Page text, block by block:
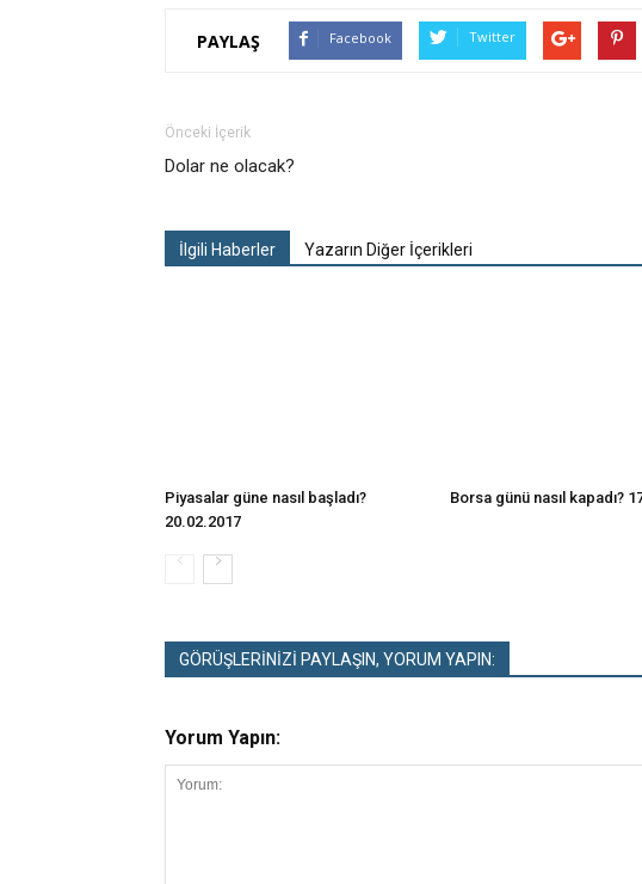
PAYLAŞ Facebook Twitter
Önceki İçerik
Dolar ne olacak?
İlgili Haberler Yazarın Diğer İçerikleri
Piyasalar güne nasıl başladı?
20.02.2017
Borsa günü nasıl kapadı?
GÖRÜŞLERİNİZİ PAYLAŞIN, YORUM YAPIN:
Yorum Yapın: